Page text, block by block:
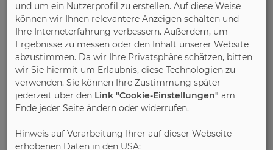
dass sie sowohl die globale CO2-Bilanz verbessern
als auch die Infrastruktur vor Ort fördern. Zudem
nutzt die Auszeichnung „Klimaneutraler
Möbelhersteller“ auch dem Vertrieb des
ostwestfälischen Massivholzmöbelherstellers, wie
DGM-Geschäftsführer Winning erklärt: „Die
zertifizierten Hersteller sind angehalten, offensiv
mit dem Klimalabel und ihrem Engagement für das
Wettbewerbsvorteil verschaffen und für das
und um ein Nutzerprofil zu erstellen. Auf diese Weise
können wir Ihnen relevantere Anzeigen schalten und
Ihre Interneterfahrung verbessern. Außerdem, um
Ergebnisse zu messen oder den Inhalt unserer Website
abzustimmen. Da wir Ihre Privatsphäre schätzen, bitten
wir Sie hiermit um Erlaubnis, diese Technologien zu
verwenden. Sie können Ihre Zustimmung später
jederzeit über den Link "Cookie-Einstellungen" am
Ende jeder Seite ändern oder widerrufen.
Hinweis auf Verarbeitung Ihrer auf dieser Webseite
erhobenen Daten in den USA: